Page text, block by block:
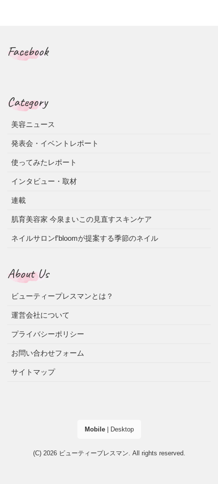
Facebook
Category
美容ニュース
発表会・イベントレポート
使ってみたレポート
インタビュー・取材
連載
肌育美容家 今泉まいこの見直すスキンケア
ネイルサロンf’bloomが提案する季節のネイル
About Us
ビューティープレスマンとは？
運営会社について
プライバシーポリシー
お問い合わせフォーム
サイトマップ
Mobile| Desktop
(C) 2026 ビューティープレスマン. All rights reserved.